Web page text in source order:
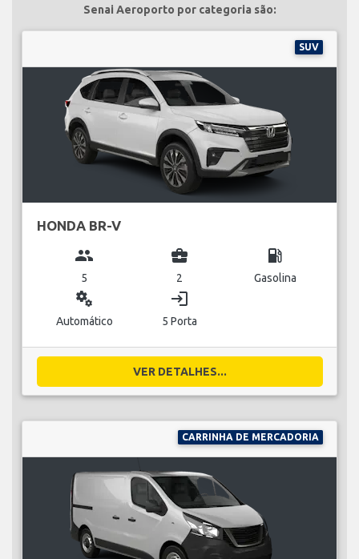
Senai Aeroporto por categoria são:
SUV
HONDA BR-V
group
5
business_center
2
local_gas_station
Gasolina
miscellaneous_services
Automático
login
5 Porta
VER DETALHES...
CARRINHA DE MERCADORIA